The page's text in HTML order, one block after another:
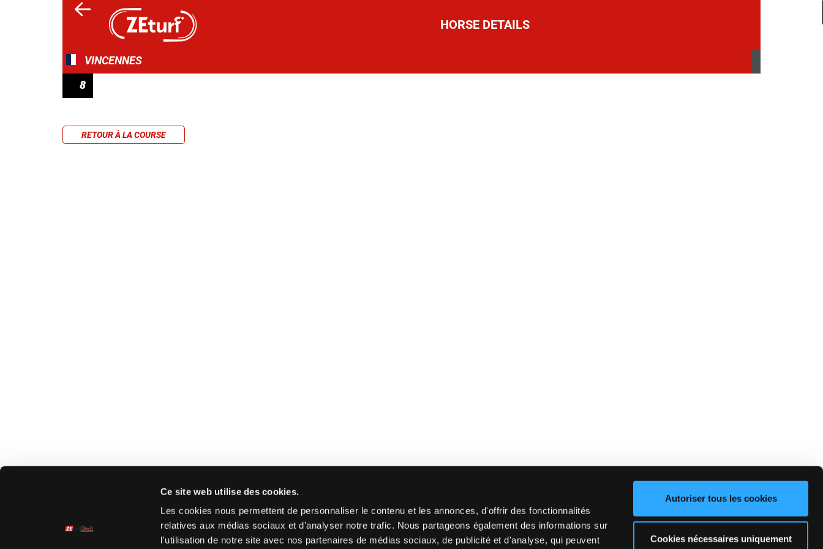
Ce site web utilise des cookies.
Les cookies nous permettent de personnaliser le contenu et les annonces, d'offrir des fonctionnalités
relatives aux médias sociaux et d'analyser notre trafic. Nous partageons également des informations sur
l'utilisation de notre site avec nos partenaires de médias sociaux, de publicité et d'analyse, qui peuvent
Autoriser tous les cookies
Cookies nécessaires uniquement
HORSE DETAILS
VINCENNES
8
RETOUR À LA COURSE